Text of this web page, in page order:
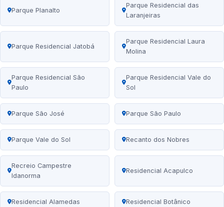
Parque Planalto
Parque Residencial das
Laranjeiras
Parque Residencial Jatobá
Parque Residencial Laura
Molina
Parque Residencial São
Paulo
Parque Residencial Vale do
Sol
Parque São José Parque São Paulo
Parque Vale do Sol Recanto dos Nobres
Recreio Campestre
Idanorma
Residencial Acapulco
Residencial Alamedas Residencial Botânico